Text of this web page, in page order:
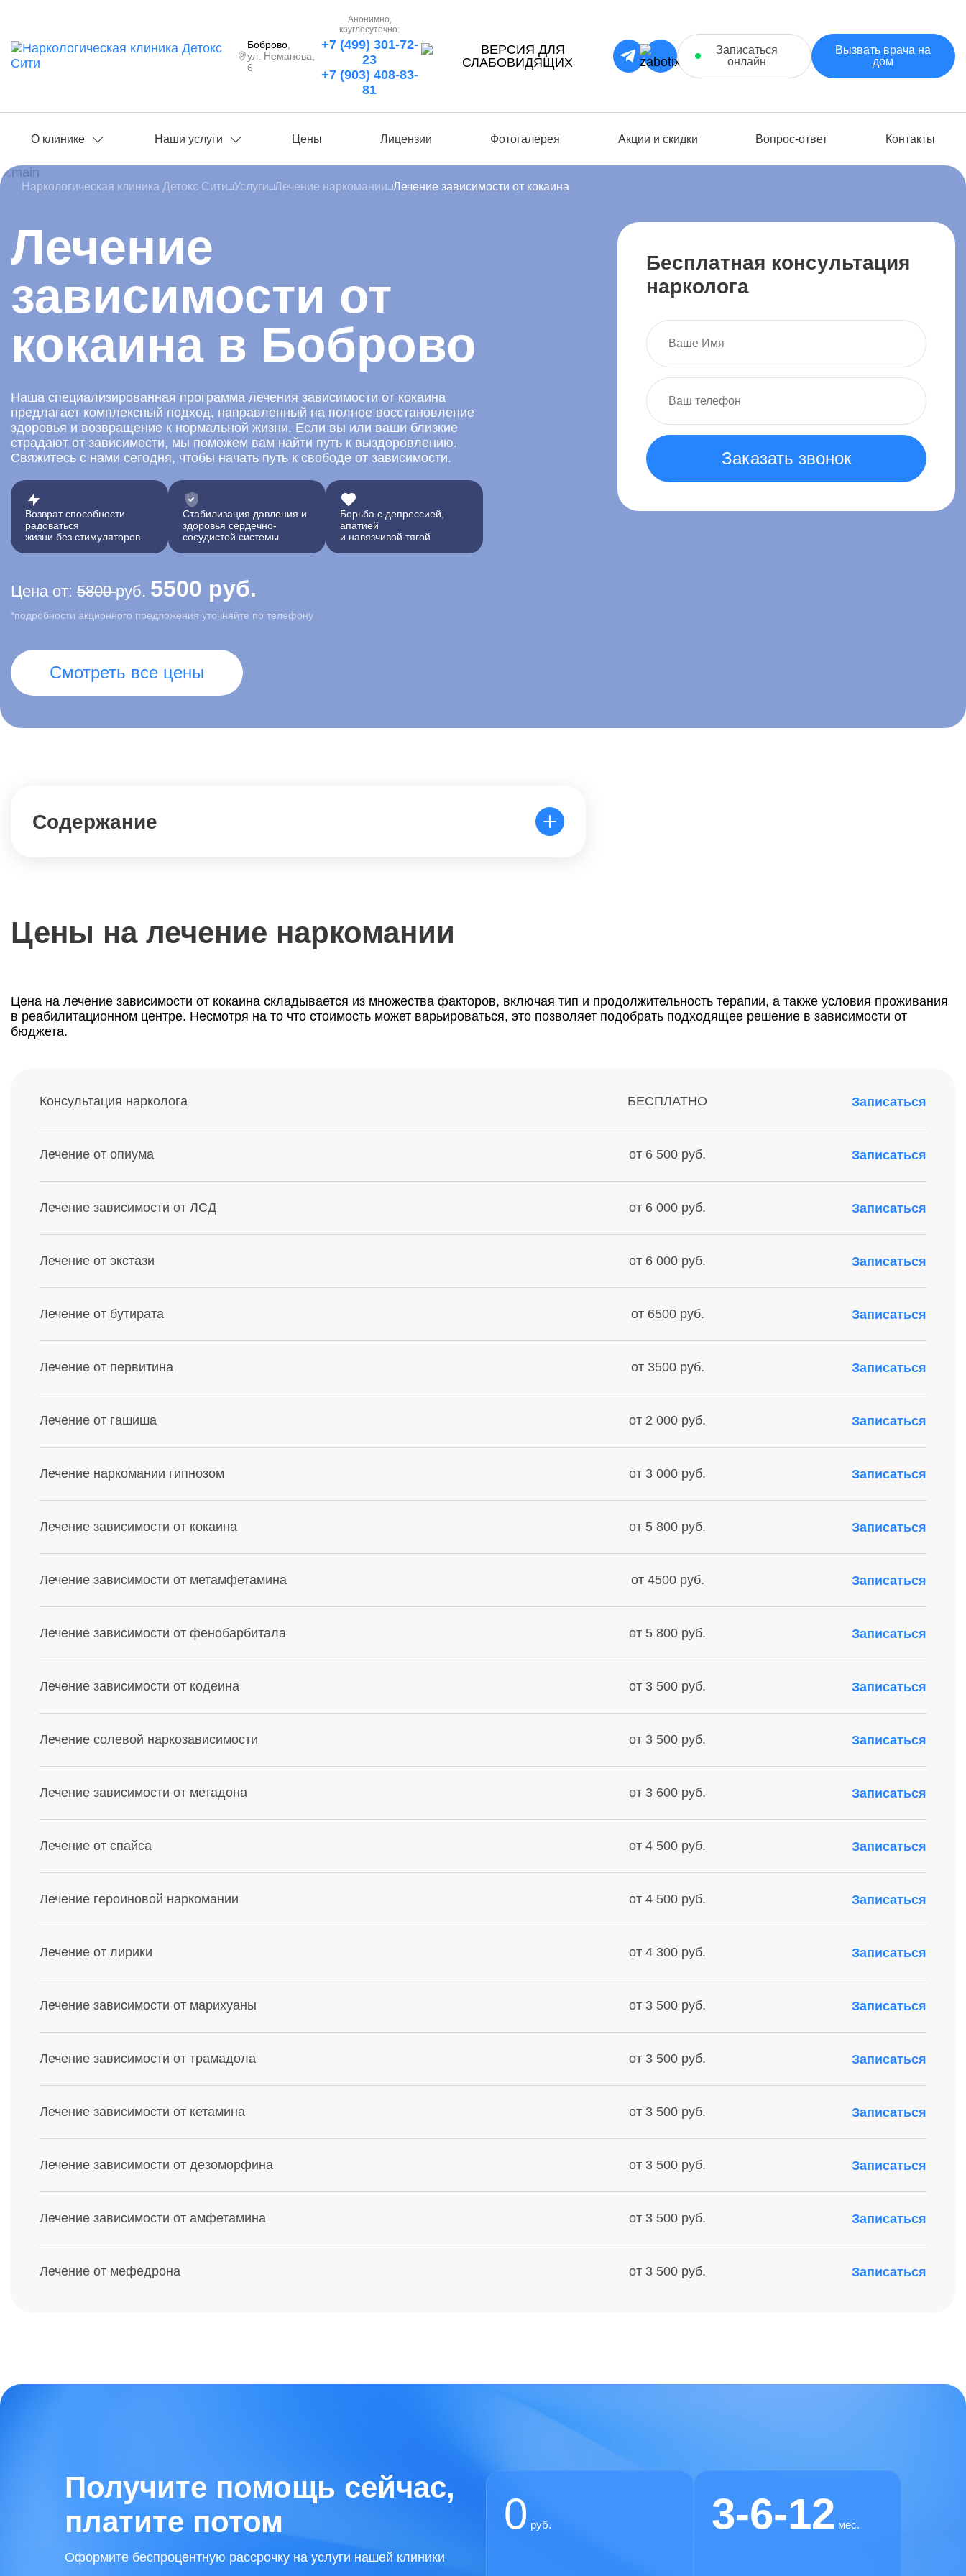
Боброво,
ул. Неманова,
6
Анонимно,
круглосуточно:
+7 (499) 301-72-
23
+7 (903) 408-83-
81
Записаться
онлайн
Вызвать врача на
дом
О клинике Наши услуги Цены Лицензии Фотогалерея Акции и скидки Вопрос-ответ Контакты
Наркологическая клиника Детокс Сити Услуги Лечение наркомании Лечение зависимости от кокаина
Лечение
зависимости от
кокаина в Боброво
Наша специализированная программа лечения зависимости от кокаина
предлагает комплексный подход, направленный на полное восстановление
здоровья и возвращение к нормальной жизни. Если вы или ваши близкие
страдают от зависимости, мы поможем вам найти путь к выздоровлению.
Свяжитесь с нами сегодня, чтобы начать путь к свободе от зависимости.
Возврат способности
радоваться
жизни без стимуляторов
Стабилизация давления и
здоровья сердечно-
сосудистой системы
Борьба с депрессией,
апатией
и навязчивой тягой
Цена от: 5800руб. 5500 руб.
*подробности акционного предложения уточняйте по телефону
Смотреть все цены
Бесплатная консультация
нарколога
Заказать звонок
Содержание
Цены на лечение наркомании
Цена на лечение зависимости от кокаина складывается из множества факторов, включая тип и продолжительность терапии, а также условия проживания
в реабилитационном центре. Несмотря на то что стоимость может варьироваться, это позволяет подобрать подходящее решение в зависимости от
бюджета.
Консультация нарколога БЕСПЛАТНО Записаться
Лечение от опиума от 6 500 руб. Записаться
Лечение зависимости от ЛСД от 6 000 руб. Записаться
Лечение от экстази от 6 000 руб. Записаться
Лечение от бутирата от 6500 руб. Записаться
Лечение от первитина от 3500 руб. Записаться
Лечение от гашиша от 2 000 руб. Записаться
Лечение наркомании гипнозом от 3 000 руб. Записаться
Лечение зависимости от кокаина от 5 800 руб. Записаться
Лечение зависимости от метамфетамина от 4500 руб. Записаться
Лечение зависимости от фенобарбитала от 5 800 руб. Записаться
Лечение зависимости от кодеина от 3 500 руб. Записаться
Лечение солевой наркозависимости от 3 500 руб. Записаться
Лечение зависимости от метадона от 3 600 руб. Записаться
Лечение от спайса от 4 500 руб. Записаться
Лечение героиновой наркомании от 4 500 руб. Записаться
Лечение от лирики от 4 300 руб. Записаться
Лечение зависимости от марихуаны от 3 500 руб. Записаться
Лечение зависимости от трамадола от 3 500 руб. Записаться
Лечение зависимости от кетамина от 3 500 руб. Записаться
Лечение зависимости от дезоморфина от 3 500 руб. Записаться
Лечение зависимости от амфетамина от 3 500 руб. Записаться
Лечение от мефедрона от 3 500 руб. Записаться
Получите помощь сейчас,
платите потом
Оформите беспроцентную рассрочку на услуги нашей клиники
0 руб. 3-6-12 мес.